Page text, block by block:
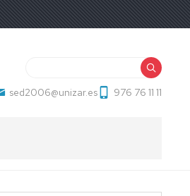
sed2006@unizar.es 976 76 11 11